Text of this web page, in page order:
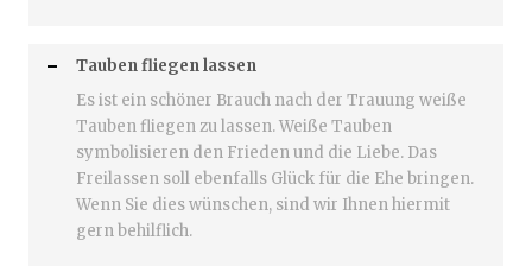
Tauben fliegen lassen
Es ist ein schöner Brauch nach der Trauung weiße
Tauben fliegen zu lassen. Weiße Tauben
symbolisieren den Frieden und die Liebe. Das
Freilassen soll ebenfalls Glück für die Ehe bringen.
Wenn Sie dies wünschen, sind wir Ihnen hiermit
gern behilflich.